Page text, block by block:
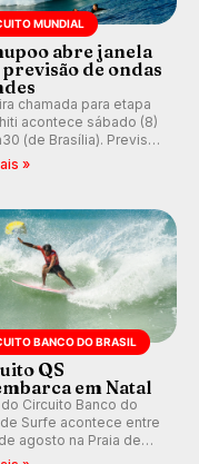
MUNDIAL
abre janela
de ondas
chamada para etapa
acontece sábado (8)
(de Brasília). Previsão
consistente.
convidado.
»
BANCO DO BRASIL
QS
em Natal
do Circuito Banco do
Surfe acontece entre
agosto na Praia de
em disputas